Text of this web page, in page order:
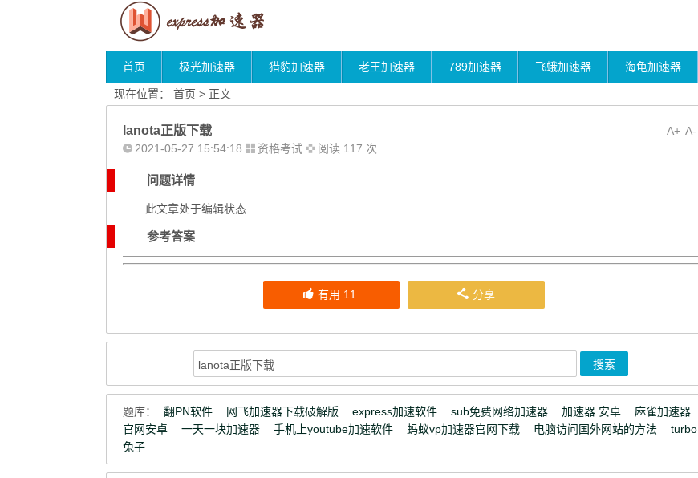
首页 极光加速器 猎豹加速器 老王加速器 789加速器 飞蛾加速器 海龟加速器
现在位置： 首页 > 正文
A-
A+
lanota正版下载
2021-05-27 15:54:18 资格考试 阅读 117 次
问题详情
此文章处于编辑状态
参考答案
有用 11 分享
题库： 翻PN软件 网飞加速器下载破解版 express加速软件 sub免费网络加速器 加速器 安卓
麻雀加速器
官网安卓
一天一块加速器 手机上youtube加速软件 蚂蚁vp加速器官网下载 电脑访问国外网站的方法
turbo
兔子